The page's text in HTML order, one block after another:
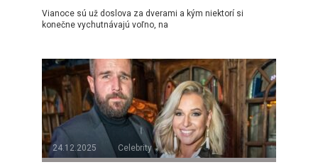
Vianoce sú už doslova za dverami a kým niektorí si
konečne vychutnávajú voľno, na
24.12.2025 Celebrity